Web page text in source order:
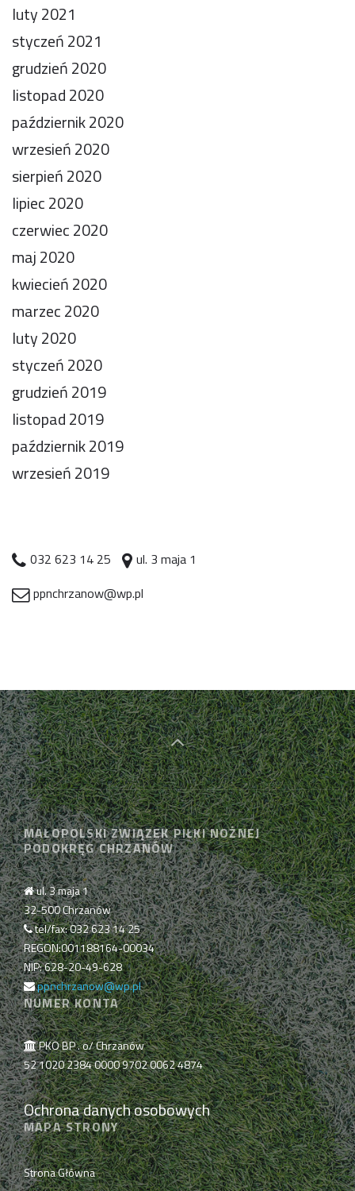
luty 2021
styczeń 2021
grudzień 2020
listopad 2020
październik 2020
wrzesień 2020
sierpień 2020
lipiec 2020
czerwiec 2020
maj 2020
kwiecień 2020
marzec 2020
luty 2020
styczeń 2020
grudzień 2019
listopad 2019
październik 2019
wrzesień 2019
032 623 14 25
ul. 3 maja 1
ppnchrzanow@wp.pl
MAŁOPOLSKI ZWIĄZEK PIŁKI NOŻNEJ
PODOKRĘG CHRZANÓW
ul. 3 maja 1
32-500 Chrzanów
tel/fax: 032 623 14 25
REGON:001188164-00034
NIP: 628-20-49-628
ppnchrzanow@wp.pl
NUMER KONTA
PKO BP . o/ Chrzanów
52 1020 2384 0000 9702 0062 4874
Ochrona danych osobowych
MAPA STRONY
Strona Główna